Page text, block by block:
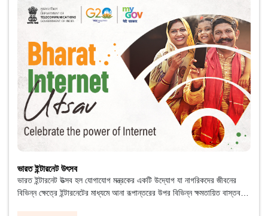
ভারত ইন্টারনেট উৎসব
ভারত ইন্টারনেট উত্সব হল যোগাযোগ মন্ত্রকের একটি উদ্যোগ যা নাগরিকদের জীবনের
বিভিন্ন ক্ষেত্রে ইন্টারনেটের মাধ্যমে আনা রূপান্তরের উপর বিভিন্ন ক্ষমতায়িত বাস্তব